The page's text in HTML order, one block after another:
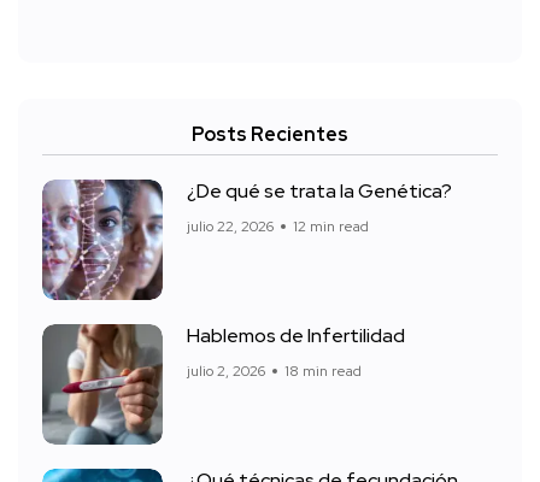
Posts Recientes
¿De qué se trata la Genética?
julio 22, 2026 12 min read
Hablemos de Infertilidad
julio 2, 2026 18 min read